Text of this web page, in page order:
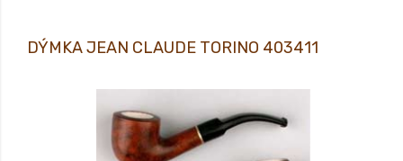
DÝMKA JEAN CLAUDE TORINO 403411